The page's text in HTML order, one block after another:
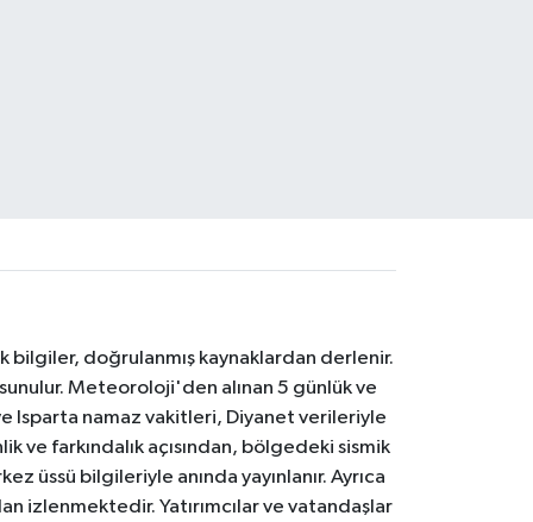
bilgiler, doğrulanmış kaynaklardan derlenir.
Meteoroloji'den alınan 5 günlük ve
Isparta namaz vakitleri, Diyanet verileriyle
ve farkındalık açısından, bölgedeki sismik
üssü bilgileriyle anında yayınlanır. Ayrıca
izlenmektedir. Yatırımcılar ve vatandaşlar